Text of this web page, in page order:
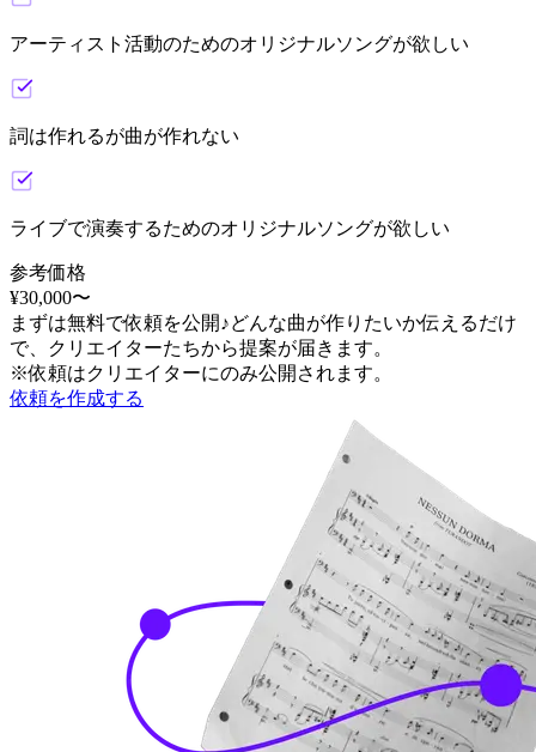
アーティスト活動のためのオリジナルソングが欲しい
詞は作れるが曲が作れない
ライブで演奏するためのオリジナルソングが欲しい
参考価格
¥30,000〜
まずは無料で依頼を公開♪どんな曲が作りたいか伝えるだけ
で、クリエイターたちから提案が届きます。
※依頼はクリエイターにのみ公開されます。
依頼を作成する